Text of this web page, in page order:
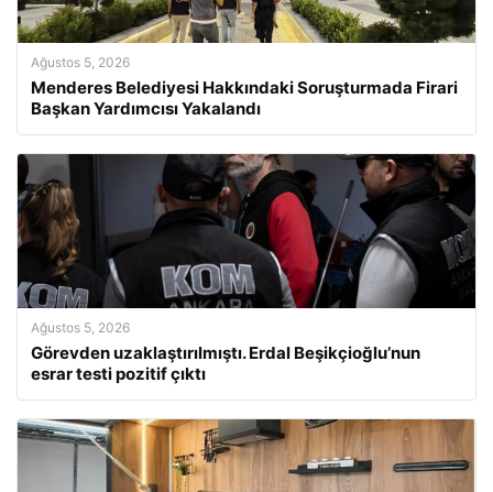
Ağustos 5, 2026
Menderes Belediyesi Hakkındaki Soruşturmada Firari
Başkan Yardımcısı Yakalandı
Ağustos 5, 2026
Görevden uzaklaştırılmıştı. Erdal Beşikçioğlu’nun
esrar testi pozitif çıktı